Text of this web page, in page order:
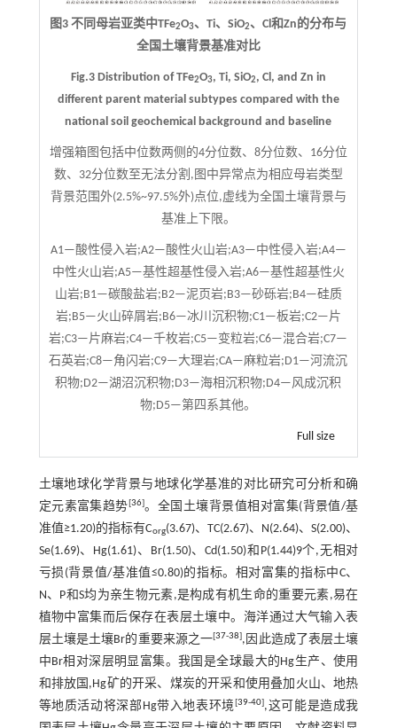
图3 不同母岩亚类中TFe2O3、Ti、SiO2、Cl和Zn的分布与
全国土壤背景基准对比
Fig.3 Distribution of TFe2O3, Ti, SiO2, Cl, and Zn in
different parent material subtypes compared with the
national soil geochemical background and baseline
增强箱图包括中位数两侧的4分位数、8分位数、16分位
数、32分位数至无法分割,图中异常点为相应母岩类型
背景范围外(2.5%~97.5%外)点位,虚线为全国土壤背景与
基准上下限。
A1—酸性侵入岩;A2—酸性火山岩;A3—中性侵入岩;A4—
中性火山岩;A5—基性超基性侵入岩;A6—基性超基性火
山岩;B1—碳酸盐岩;B2—泥页岩;B3—砂砾岩;B4—硅质
岩;B5—火山碎屑岩;B6—冰川沉积物;C1—板岩;C2—片
岩;C3—片麻岩;C4—千枚岩;C5—变粒岩;C6—混合岩;C7—
石英岩;C8—角闪岩;C9—大理岩;CA—麻粒岩;D1—河流沉
积物;D2—湖沼沉积物;D3—海相沉积物;D4—风成沉积
物;D5—第四系其他。
Full size
土壤地球化学背景与地球化学基准的对比研究可分析和确
定元素富集趋势[36]。全国土壤背景值相对富集(背景值/基
准值≥1.20)的指标有Corg(3.67)、TC(2.67)、N(2.64)、S(2.00)、
Se(1.69)、Hg(1.61)、Br(1.50)、Cd(1.50)和P(1.44)9个,无相对
亏损(背景值/基准值≤0.80)的指标。相对富集的指标中C、
N、P和S均为亲生物元素,是构成有机生命的重要元素,易在
植物中富集而后保存在表层土壤中。海洋通过大气输入表
层土壤是土壤Br的重要来源之一[37-38],因此造成了表层土壤
中Br相对深层明显富集。我国是全球最大的Hg生产、使用
和排放国,Hg矿的开采、煤炭的开采和使用叠加火山、地热
等地质活动将深部Hg带入地表环境[39-40],这可能是造成我